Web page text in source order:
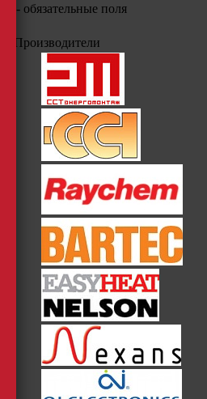
- обязательные поля
Производители